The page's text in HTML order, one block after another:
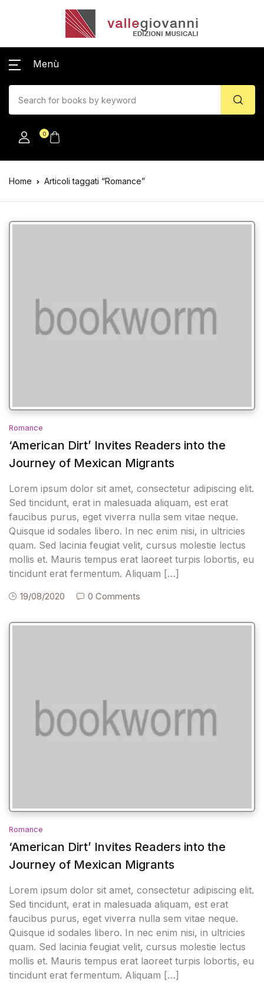
Menù
0
Home Articoli taggati “Romance”
Romance
‘American Dirt’ Invites Readers into the
Journey of Mexican Migrants
Lorem ipsum dolor sit amet, consectetur adipiscing elit.
Sed tincidunt, erat in malesuada aliquam, est erat
faucibus purus, eget viverra nulla sem vitae neque.
Quisque id sodales libero. In nec enim nisi, in ultricies
quam. Sed lacinia feugiat velit, cursus molestie lectus
mollis et. Mauris tempus erat laoreet turpis lobortis, eu
tincidunt erat fermentum. Aliquam […]
19/08/2020 0 Comments
Romance
‘American Dirt’ Invites Readers into the
Journey of Mexican Migrants
Lorem ipsum dolor sit amet, consectetur adipiscing elit.
Sed tincidunt, erat in malesuada aliquam, est erat
faucibus purus, eget viverra nulla sem vitae neque.
Quisque id sodales libero. In nec enim nisi, in ultricies
quam. Sed lacinia feugiat velit, cursus molestie lectus
mollis et. Mauris tempus erat laoreet turpis lobortis, eu
tincidunt erat fermentum. Aliquam […]